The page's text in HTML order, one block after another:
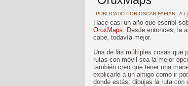
PUBLICADO POR OSCAR FAFIAN A
Hace casi un año que escribí
OruxMaps. Desde entonces, la
cabe, todavía mejor.
Una de las múltiples cosas que
rutas con móvil sea la mejor
también creo que tener una
explicarle a un amigo como ir
donde estás: dibujas la ruta